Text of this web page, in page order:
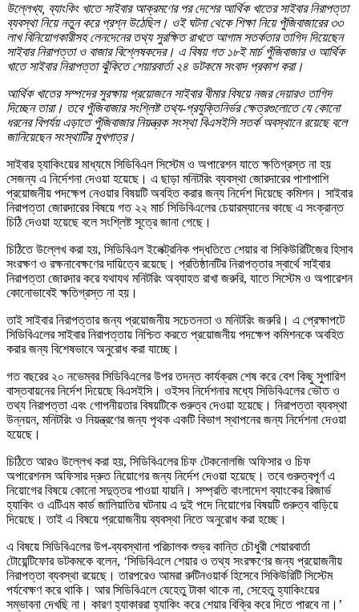
উল্লেখ্য, ব্যাংকিং খাতে সাইবার আক্রমণের পর দেশের আর্থিক খাতের সাইবার নিরাপত্তা
ব্যবস্থা নিয়ে নতুন করে প্রশ্ন উঠেছিল। ওই ঘটনা থেকে শিক্ষা নিয়ে পুঁজিবাজারের ৩৩
লাখ বিনিয়োগকারীসহ লেনদেনের তথ্য সুরক্ষিত রাখতে আগাম সতর্কতার তাগিদ দিয়েছেন
সাইবার নিরাপত্তা ও বাজার বিশ্লেষকদের। এ বিষয় গত ১৮ই মার্চ পুঁজিবাজার ও আর্থিক
খাতে সাইবার নিরাপত্তা ঝুঁকিতে শেয়ারবার্তা ২৪ ডটকমে সংবাদ প্রকাশ করা।
আর্থিক খাতের সম্পদের সুরক্ষায় প্রয়োজনে সাইবার বীমার বিষয়ে নজর দেয়ারও তাগিদ
দিচ্ছেন তারা। তবে পুঁজিবাজার সংশ্লিষ্ট তথ্য-প্রযুক্তিনির্ভর ক্ষেত্রগুলোতে যে কোনো
ধরনের বিপর্যয় এড়াতে পুঁজিবাজার নিয়ন্ত্রক সংস্থা বিএসইসি সতর্ক অবস্থানে রয়েছে বলে
জানিয়েছেন সংস্থাটির মুখপাত্র।
সাইবার হ্যাকিংয়ের মাধ্যমে সিডিবিএল সিস্টেম ও অপারেশন যাতে ক্ষতিগ্রস্ত না হয়
সেজন্য এ নির্দেশনা দেওয়া হয়েছে। এ ছাড়া মনিটরিং ব্যবস্থা জোরদারের পাশাপাশি
প্রয়োজনীয় পদক্ষেপ নেওয়ার বিষয়টি অবহিত করার জন্য নির্দেশ দিয়েছে কমিশন। সাইবার
নিরাপত্তা জোরদারের বিষয়ে গত ২২ মার্চ সিডিবিএলের চেয়ারম্যানের কাছে এ সংক্রান্ত
চিঠি দেওয়া হয়েছে বলে সংশ্লিষ্ট সূত্রে জানা গেছে।
চিঠিতে উল্লেখ করা হয়, সিডিবিএল ইলেক্ট্রনিক পদ্ধতিতে শেয়ার বা সিকিউরিটিজের হিসাব
সংরক্ষণ ও রক্ষনাবেক্ষণের দায়িত্বে রয়েছে। প্রতিষ্ঠানটির নিরাপত্তার স্বার্থে সাইবার
নিরাপত্তা জোরদার করে যথাযথ মনিটরিং অব্যাহত রাখা জরুরি, যাতে সিস্টেম ও অপারেশন
কোনোভাবেই ক্ষতিগ্রস্ত না হয়।
তাই সাইবার নিরাপত্তার জন্য প্রয়োজনীয় সচেতনতা ও মনিটরিং জরুরি। এ প্রেক্ষাপটে
সিডিবিএলের সাইবার নিরাপত্তায় নিশ্চিত করতে প্রয়োজনীয় পদক্ষেপ কমিশনকে অবহিত
করার জন্য বিশেষভাবে অনুরোধ করা যাচ্ছে।
গত বছরের ২০ নভেম্বর সিডিবিএলের উপর তদন্ত কার্যক্রম শেষ করে বেশ কিছু সুপারিশ
বাস্তবায়নের নির্দেশ দিয়েছে বিএসইসি। ওইসব নির্দেশনার মধ্যে সিডিবিএলের ভৌত ও
তথ্য নিরাপত্তা এবং গোপনীয়তার বিষয়টিকে গুরুত্ব দেওয়া হয়েছে। নিরাপত্তা ব্যবস্থা
উন্নয়ন, মনিটরিং ও নিয়ন্ত্রণের জন্য পৃথক একটি বিভাগ স্থাপনের জন্য নির্দেশনা দেওয়া
হয়েছে।
চিঠিতে আরও উল্লেখ করা হয়, সিডিবিএলের চিফ টেকনোলজি অফিসার ও চিফ
অপারেশনস অফিসার দ্রুত নিয়োগের জন্য নির্দেশ দেওয়া হয়েছে। তবে গুরুত্বপূর্ণ এ
নিয়োগের বিষয়ে কোনো সদুত্তর পাওয়া যায়নি। সম্প্রতি বাংলাদেশ ব্যাংকের রিজার্ভ
হ্যাকিং ও এটিএম কার্ড জালিয়াতির ঘটনায় এ দুই পদে নিয়োগের বিষয়টি গুরুত্ব বাড়িয়ে
দিয়েছে। তাই এ বিষয়ে প্রয়োজনীয় ব্যবস্থা নিতে অনুরোধ করা হচ্ছে।
এ বিষয়ে সিডিবিএলের উপ-ব্যবস্থানা পরিচালক শুভ্র কান্তি চৌধুরী শেয়ারবার্তা
টোয়েন্টিফোর ডটকমকে বলেন, ‘সিডিবিএলে শেয়ার ও তথ্য সংরক্ষণের জন্য প্রয়োজনীয়
নিরাপত্তা ব্যবস্থা রয়েছে। তারপরেও আমরা রুটিনওয়ার্ক হিসেবে সিকিউরিটি সিস্টেম
পর্যবেক্ষণ করে থাকি। আর সিডিবিএলে যেহেতু টাকা থাকে না, সেহেতু হ্যাকিংয়ের
সম্ভাবনা দেখছি না। কারণ হ্যাকাররা হ্যাকিং করে শেয়ার বিক্রি করে দিতে পারবে না।’